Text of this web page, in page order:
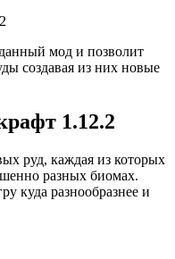
мод и позволит
создавая из них новые
1.12.2
руд, каждая из которых
разных биомах.
куда разнообразнее и